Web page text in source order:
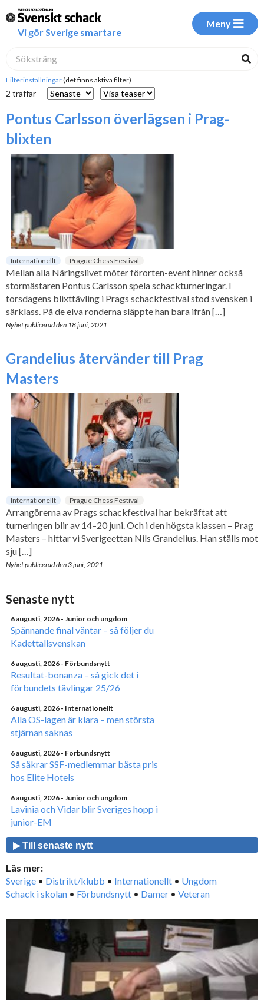
Vi gör Sverige smartare
Meny
Filterinställningar(det finns aktiva filter)
2 träffar
Pontus Carlsson överlägsen i Prag-
blixten
Internationellt Prague Chess Festival
Mellan alla Näringslivet möter förorten-event hinner också
stormästaren Pontus Carlsson spela schackturneringar. I
torsdagens blixttävling i Prags schackfestival stod svensken i
särklass. På de elva ronderna släppte han bara ifrån […]
Nyhet publicerad den 18 juni, 2021
Grandelius återvänder till Prag
Masters
Internationellt Prague Chess Festival
Arrangörerna av Prags schackfestival har bekräftat att
turneringen blir av 14–20 juni. Och i den högsta klassen – Prag
Masters – hittar vi Sverigeettan Nils Grandelius. Han ställs mot
sju […]
Nyhet publicerad den3 juni, 2021
Senaste nytt
6 augusti, 2026 - Junior och ungdom
Spännande final väntar – så följer du
Kadettallsvenskan
6 augusti, 2026 - Förbundsnytt
Resultat-bonanza – så gick det i
förbundets tävlingar 25/26
6 augusti, 2026 - Internationellt
Alla OS-lagen är klara – men största
stjärnan saknas
6 augusti, 2026 - Förbundsnytt
Så säkrar SSF-medlemmar bästa pris
hos Elite Hotels
6 augusti, 2026 - Junior och ungdom
Lavinia och Vidar blir Sveriges hopp i
junior-EM
▶ Till senaste nytt
Läs mer:
Sverige • Distrikt/klubb • Internationellt • Ungdom
Schack i skolan • Förbundsnytt • Damer • Veteran